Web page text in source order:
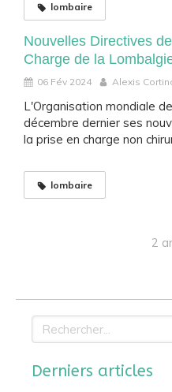
lombaire
Nouvelles Directives
Charge de la
06 Fév 2024 Alexis
L'Organisation mondiale
décembre dernier ses
la prise en charge non
lombaire
2
Rechercher
Derniers articles